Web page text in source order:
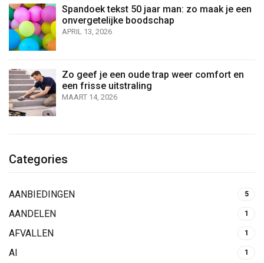
Spandoek tekst 50 jaar man: zo maak je een
onvergetelijke boodschap
APRIL 13, 2026
Zo geef je een oude trap weer comfort en
een frisse uitstraling
MAART 14, 2026
Categories
AANBIEDINGEN 5
AANDELEN 1
AFVALLEN 1
AI 1